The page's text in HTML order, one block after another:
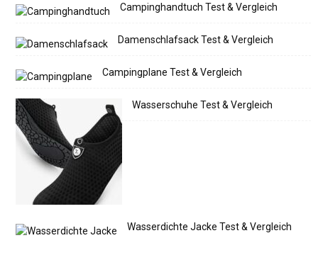
Campinghandtuch Test & Vergleich
Damenschlafsack Test & Vergleich
Campingplane Test & Vergleich
Wasserschuhe Test & Vergleich
Wasserdichte Jacke Test & Vergleich